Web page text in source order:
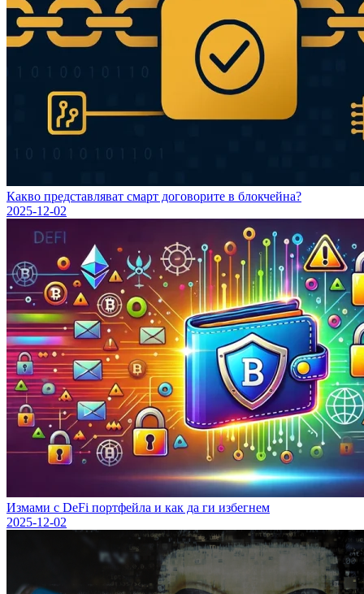
Какво представляват смарт договорите в блокчейна?
2025-12-02
Измами с DeFi портфейла и как да ги избегнем
2025-12-02